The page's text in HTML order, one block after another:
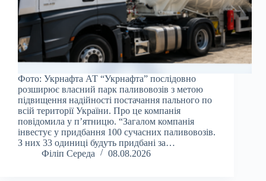
Фото: Укрнафта АТ “Укрнафта” послідовно
розширює власний парк паливовозів з метою
підвищення надійності постачання пального по
всій території України. Про це компанія
повідомила у п’ятницю. “Загалом компанія
інвестує у придбання 100 сучасних паливовозів.
З них 33 одиниці будуть придбані за…
Філіп Середа
08.08.2026